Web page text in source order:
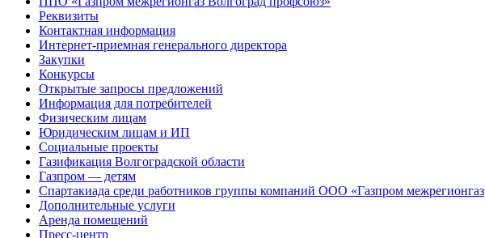
Реквизиты
Контактная информация
Интернет-приемная генерального директора
Закупки
Конкурсы
Открытые запросы предложений
Информация для потребителей
Физическим лицам
Юридическим лицам и ИП
Социальные проекты
Газификация Волгоградской области
Газпром — детям
Спартакиада среди работников группы компаний ООО «Газпром межрегионгаз
Дополнительные услуги
Аренда помещений
Пресс-центр